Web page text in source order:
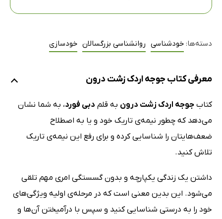
دسته‌ها: خودشناسی روانشناسی بزرگسالان خودسازی
معرفی کتاب جوجه اردک زشت درون
کتاب جوجه اردک زشت درون به قلم دبی فورد، به شما نشان
می‌دهد که چطور نیمه‌ی تاریک خود و یا به اصطلاح
ضعف‌هایتان را شناسایی کرده و برای رفع این نیمه‌ی تاریک
تلاش کنید.
داشتن یک زندگى یکپارچه و بدون گسستگى امری مهم تلقی
می‌شود. این بدین معنی است که در مرحله‌ى اولیه ویژگى‌هاى
خود را به درستی شناسایى کنید و سپس با درآمیختن آن‌ها و